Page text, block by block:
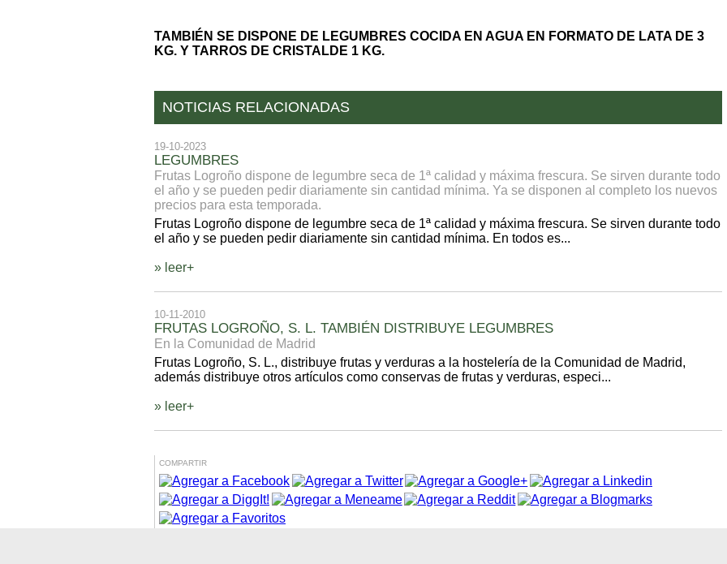
TAMBIÉN SE DISPONE DE LEGUMBRES COCIDA EN AGUA EN FORMATO DE LATA DE 3
KG. Y TARROS DE CRISTALDE 1 KG.
NOTICIAS RELACIONADAS
19-10-2023
LEGUMBRES
Frutas Logroño dispone de legumbre seca de 1ª calidad y máxima frescura. Se sirven durante todo
el año y se pueden pedir diariamente sin cantidad mínima. Ya se disponen al completo los nuevos
precios para esta temporada.
Frutas Logroño dispone de legumbre seca de 1ª calidad y máxima frescura. Se sirven durante todo
el año y se pueden pedir diariamente sin cantidad mínima. En todos es...
» leer+
10-11-2010
FRUTAS LOGROÑO, S. L. TAMBIÉN DISTRIBUYE LEGUMBRES
En la Comunidad de Madrid
Frutas Logroño, S. L., distribuye frutas y verduras a la hostelería de la Comunidad de Madrid,
además distribuye otros artículos como conservas de frutas y verduras, especi...
» leer+
COMPARTIR